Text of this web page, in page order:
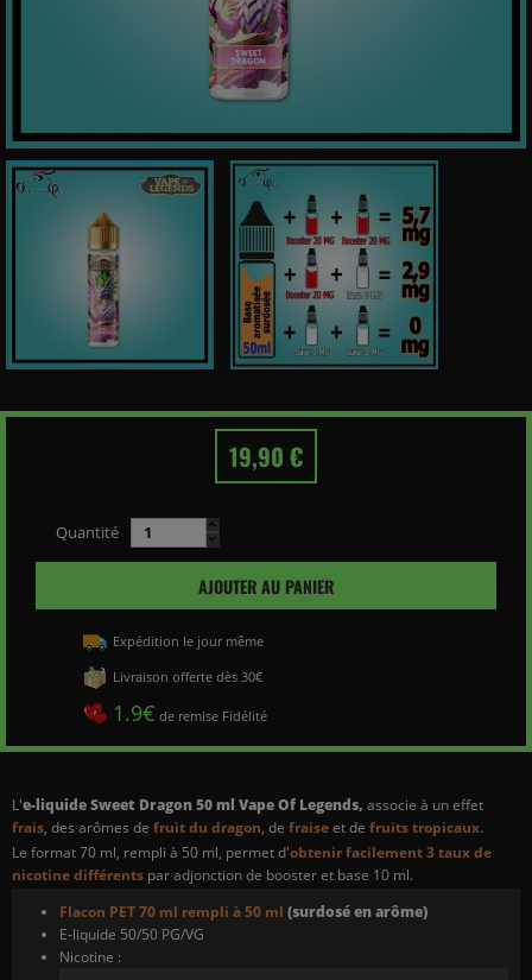
L'e-liquide Sweet Dragon 50 ml Vape Of Legends, associe à un effet
frais, des arômes de fruit du dragon, de fraiseet de fruits tropicaux.
Le format 70 ml, rempli à 50 ml, permet d'obtenir facilement 3 taux de
nicotine différents par adjonction de booster et base 10 ml.
Flacon PET 70 ml rempli à 50 ml (surdosé en arôme)
E-liquide 50/50 PG/VG
Nicotine :
19,90 €
Quantité
AJOUTER AU PANIER
Expédition le jour même
Livraison offerte dès 30€
1.9€ de remise Fidélité